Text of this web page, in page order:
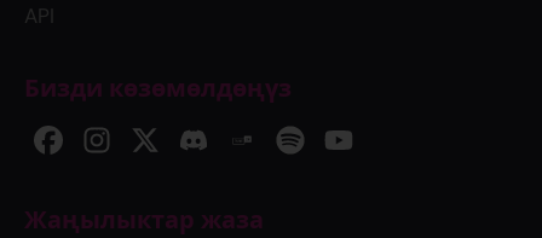
API
Бизди көзөмөлдөңүз
Жаңылыктар жаза